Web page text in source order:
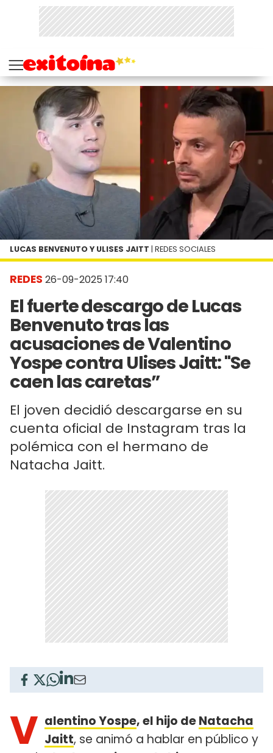
REDES 26-09-2025 17:40
El fuerte descargo de Lucas
Benvenuto tras las
acusaciones de Valentino
Yospe contra Ulises Jaitt: "Se
caen las caretas”
El joven decidió descargarse en su
cuenta oficial de Instagram tras la
polémica con el hermano de
Natacha Jaitt.
LUCAS BENVENUTO Y ULISES JAITT | REDES SOCIALES
V alentino Yospe, el hijo deNatacha
Jaitt, se animó a hablar en público y